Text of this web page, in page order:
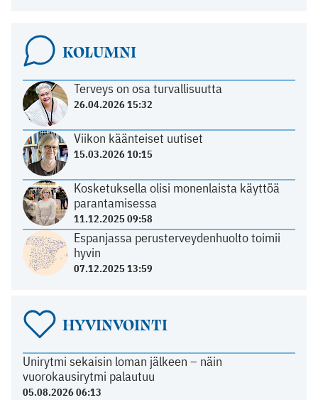
KOLUMNI
Terveys on osa turvallisuutta
26.04.2026 15:32
Viikon käänteiset uutiset
15.03.2026 10:15
Kosketuksella olisi monenlaista käyttöä
parantamisessa
11.12.2025 09:58
Espanjassa perusterveydenhuolto toimii
hyvin
07.12.2025 13:59
HYVINVOINTI
Unirytmi sekaisin loman jälkeen – näin
vuorokausirytmi palautuu
05.08.2026 06:13